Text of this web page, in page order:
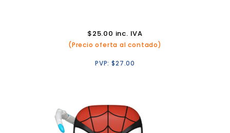
$25.00 inc. IVA
(Precio oferta al contado)
PVP:$27.00